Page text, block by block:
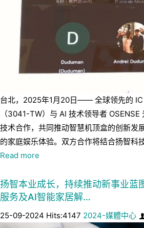
台北，2025年1月20日—— 全球领先的 IC
（3041-TW）与 AI 技术领导者
技术合作，共同推动智慧机顶盒的创新发
的家庭娱乐体验。双方合作将结合扬智科
Read more
扬智本业成长，持续推动新事业蓝
服务及AI智能家居解…
25-09-2024 Hits:4147 2024-媒體中心